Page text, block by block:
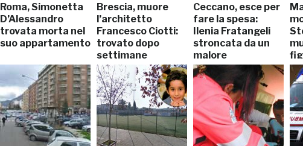
Roma, Simonetta
D’Alessandro
trovata morta nel
suo appartamento
Brescia, muore
l’architetto
Francesco Ciotti:
trovato dopo
settimane
Ceccano, esce per
fare la spesa:
Ilenia Fratangeli
stroncata da un
malore